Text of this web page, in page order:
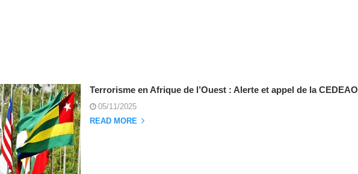
Terrorisme en Afrique de l’Ouest : Alerte et appel de la CEDEAO
05/11/2025
READ MORE